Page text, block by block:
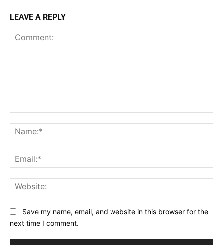
LEAVE A REPLY
Save my name, email, and website in this browser for the
next time I comment.